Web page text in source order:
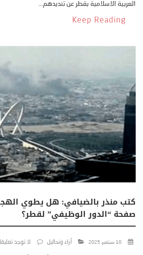
العربية الاسلامية بقطر عن تنديدهم...
Keep Reading
كتب منذر بالضيافي: هل يطوي
صفحة “الدور الوظيفي” لقطر؟
10 سبتمبر، 2025 آراء وتحاليل لا توجد